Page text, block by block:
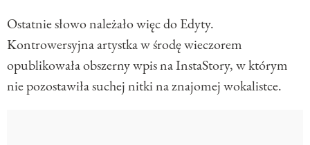
Ostatnie słowo należało więc do Edyty.
Kontrowersyjna artystka w środę wieczorem
opublikowała obszerny wpis na InstaStory, w którym
nie pozostawiła suchej nitki na znajomej wokalistce.